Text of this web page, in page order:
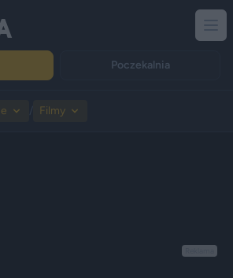
Poczekalnia
Filmy